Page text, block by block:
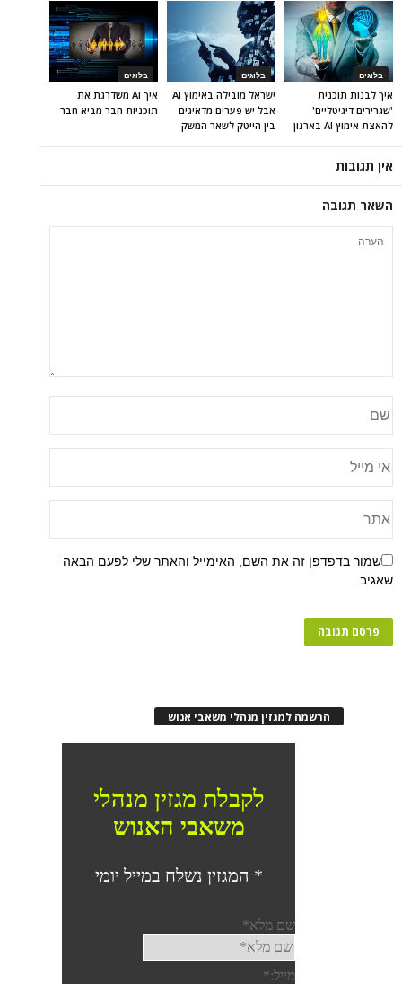
בלוגים
איך AI משדרגת את
תוכניות חבר מביא חבר
בלוגים
ישראל מובילה באימוץ AI
אבל יש פערים מדאיגים
בין הייטק לשאר המשק
בלוגים
איך לבנות תוכנית
'שגרירים דיגיטליים'
להאצת אימוץ AI בארגון
אין תגובות
השאר תגובה
שמור בדפדפן זה את השם, האימייל והאתר שלי לפעם הבאה
שאגיב.
הרשמה למגזין מנהלי משאבי אנוש